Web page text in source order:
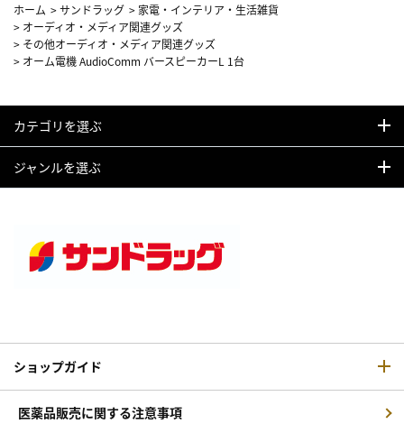
ホーム >サンドラッグ > 家電・インテリア・生活雑貨
> オーディオ・メディア関連グッズ
> その他オーディオ・メディア関連グッズ
> オーム電機 AudioComm バースピーカーL 1台
カテゴリを選ぶ
ジャンルを選ぶ
ショップガイド
医薬品販売に関する注意事項